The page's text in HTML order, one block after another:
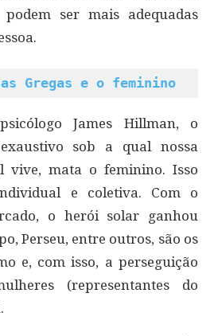
podem ser mais adequadas
Gregas e o feminino
James Hillman, o
sob a qual nossa
vive, mata o feminino. Isso
e coletiva. Com o
o herói solar ganhou
Perseu, entre outros, são os
e, com isso, a perseguição
(representantes do